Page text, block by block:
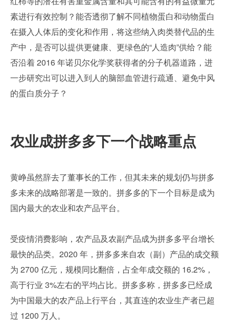
素进行有效控制？能否透彻了解不同植物蛋白和动物蛋白
在摄入人体后的变化和作用，将这些纳入肉类替代品的生
产中，是否可以提供更健康、更绿色的“人造肉”供给？能
否沿着 2016 年诺贝尔化学奖获得者的分子机器道路，进
一步研究出可以进入到人的脑部血管进行疏通、避免中风
的蛋白质分子？
农业成拼多多下一个战略重点
黄峥虽然辞去了董事长的工作，但其未来的规划仍与拼多
多未来的战略部署是一致的。拼多多的下一个目标是成为
国内最大的农业和农产品平台。
受疫情消费影响，农产品及农副产品成为拼多多平台增长
最快的品类。2020 年，拼多多来自农（副）产品的成交额
为 2700 亿元，规模同比翻倍，占全年成交额的 16.2%，
高于行业 3%左右的平均占比。拼多多称，拼多多已经成
为中国最大的农产品上行平台，其直连的农业生产者已超
过 1200 万人。